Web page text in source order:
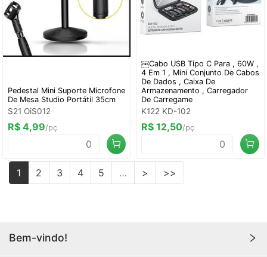
Pedestal Mini Suporte Microfone
De Mesa Studio Portátil 35cm
S21 OiS012
R$ 4,99/pç
￼Cabo USB Tipo C Para , 60W ,
4 Em 1 , Mini Conjunto De Cabos
De Dados , Caixa De
Armazenamento , Carregador
De Carregame
K122 KD-102
R$ 12,50/pç
1 2 3 4 5 … > >>
Bem-vindo!